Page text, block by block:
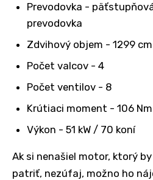
Prevodovka -
prevodovka
Zdvihový objem - 1299
Počet valcov - 4
Počet ventilov - 8
Krútiaci moment - 106 Nm
Výkon - 51 kW / 70 koní
Ak si nenašiel motor, ktorý
patriť, nezúfaj, možno ho